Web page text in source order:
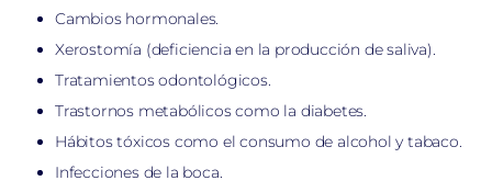
Cambios hormonales.
Xerostomía (deficiencia en la producción de saliva).
Tratamientos odontológicos.
Trastornos metabólicos como la diabetes.
Hábitos tóxicos como el consumo de alcohol y tabaco.
Infecciones de la boca.